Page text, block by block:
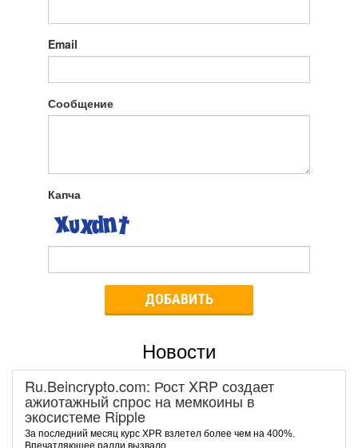
Email
Сообщение
Капча
ДОБАВИТЬ
Новости
Ru.Beincrypto.com: Рост XRP создает
ажиотажный спрос на мемкоины в
экосистеме Ripple
За последний месяц курс XPR взлетел более чем на 400%.
Впечатляющее ралли вызвало...